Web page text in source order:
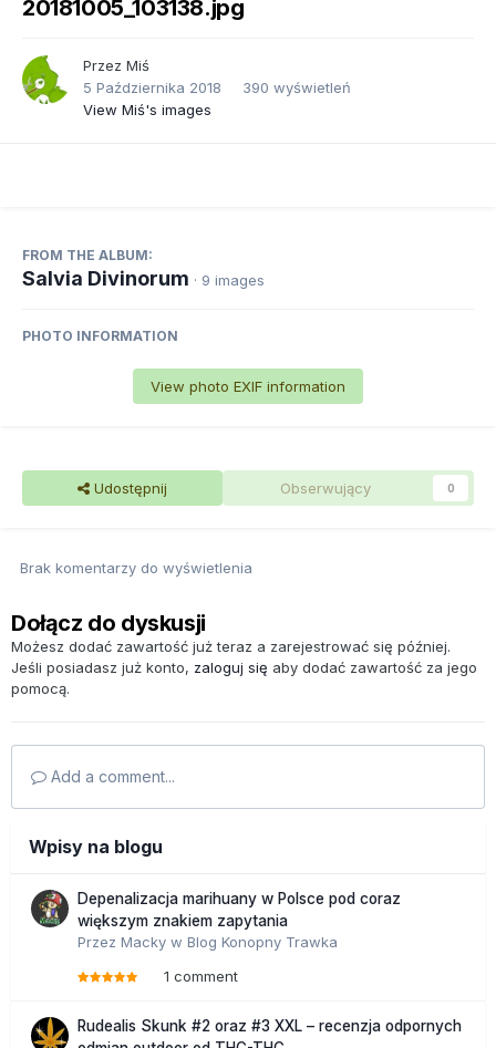
20181005_103138.jpg
Przez Miś
5 Października 2018
390 wyświetleń
View Miś's images
FROM THE ALBUM:
Salvia Divinorum · 9 images
PHOTO INFORMATION
View photo EXIF information
Udostępnij Obserwujący 0
Brak komentarzy do wyświetlenia
Dołącz do dyskusji
Możesz dodać zawartość już teraz a zarejestrować się później.
Jeśli posiadasz już konto, zaloguj się aby dodać zawartość za jego
pomocą.
Add a comment...
Wpisy na blogu
Depenalizacja marihuany w Polsce pod coraz
większym znakiem zapytania
Przez Macky w Blog Konopny Trawka
1 comment
Rudealis Skunk #2 oraz #3 XXL – recenzja odpornych